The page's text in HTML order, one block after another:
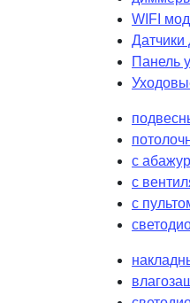
WIFI
Панель
с
с
с